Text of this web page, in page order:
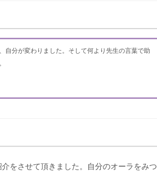
自分が変わりました。そして何より先生の言葉で助
をさせて頂きました。自分のオーラをみつ